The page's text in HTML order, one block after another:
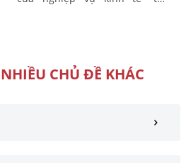
CHỦ ĐỀ KHÁC